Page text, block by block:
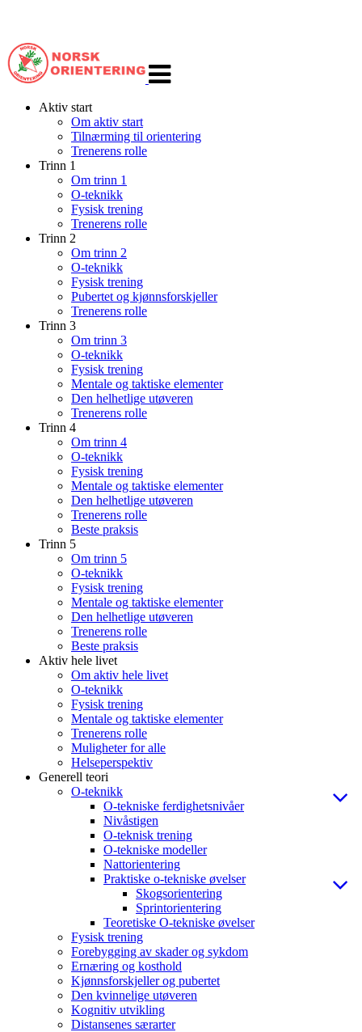
navigasjon
Aktiv start
Om aktiv start
Tilnærming til orientering
Trenerens rolle
Trinn 1
Om trinn 1
O-teknikk
Fysisk trening
Trenerens rolle
Trinn 2
Om trinn 2
O-teknikk
Fysisk trening
Pubertet og kjønnsforskjeller
Trenerens rolle
Trinn 3
Om trinn 3
O-teknikk
Fysisk trening
Mentale og taktiske elementer
Den helhetlige utøveren
Trenerens rolle
Trinn 4
Om trinn 4
O-teknikk
Fysisk trening
Mentale og taktiske elementer
Den helhetlige utøveren
Trenerens rolle
Beste praksis
Trinn 5
Om trinn 5
O-teknikk
Fysisk trening
Mentale og taktiske elementer
Den helhetlige utøveren
Trenerens rolle
Beste praksis
Aktiv hele livet
Om aktiv hele livet
O-teknikk
Fysisk trening
Mentale og taktiske elementer
Trenerens rolle
Muligheter for alle
Helseperspektiv
Generell teori
O-teknikk
O-tekniske ferdighetsnivåer
Nivåstigen
O-teknisk trening
O-tekniske modeller
Nattorientering
Praktiske o-tekniske øvelser
Skogsorientering
Sprintorientering
Teoretiske O-tekniske øvelser
Fysisk trening
Forebygging av skader og sykdom
Ernæring og kosthold
Kjønnsforskjeller og pubertet
Den kvinnelige utøveren
Kognitiv utvikling
Distansenes særarter